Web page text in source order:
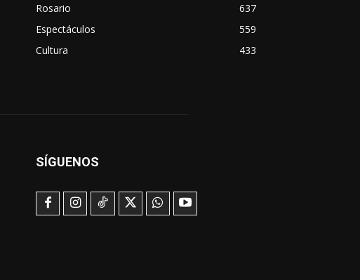
Rosario
637
Espectáculos
559
Cultura
433
SÍGUENOS